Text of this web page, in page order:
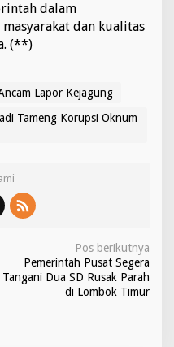
dalam
dan kualitas
(**)
Lapor Kejagung
Tameng Korupsi Oknum
Pos berikutnya
Pemerintah Pusat Segera
Tangani Dua SD Rusak Parah
di Lombok Timur